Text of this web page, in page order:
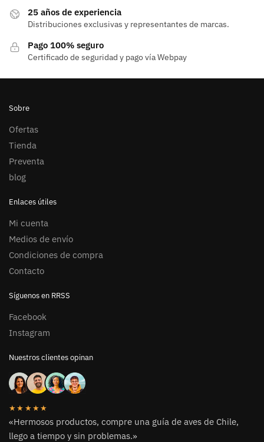
25 años de experiencia
Distribuciones exclusivas y representantes de marcas.
Pago 100% seguro
Certificado de seguridad y pago vía Webpay
Sobre
Ofertas
Tienda
Preventa
blog
Enlaces útiles
Mi cuenta
Medios de envío
Condiciones de compra
Contacto
Síguenos en RRSS
Facebook
Instagram
Nuestros clientes opinan
★★★★★
«Hermosos productos, compre una guía de aves de Chile,
llego a tiempo y sin problemas.»